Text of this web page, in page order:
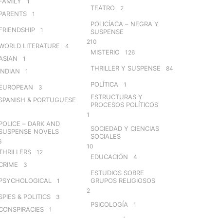
1
1
LITERATURE 4
1
1
3
& PORTUGUESE
– DARK AND
NOVELS
12
3
1
& POLITICS 3
1
TEATRO 2
POLICÍACA – NEGRA Y
SUSPENSE
210
MISTERIO 126
THRILLER Y SUSPENSE 84
POLÍTICA 1
ESTRUCTURAS Y
PROCESOS POLÍTICOS
1
SOCIEDAD Y CIENCIAS
SOCIALES
10
EDUCACIÓN 4
ESTUDIOS SOBRE
GRUPOS RELIGIOSOS
2
PSICOLOGÍA 1